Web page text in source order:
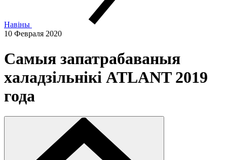
Навіны
10 Февраля 2020
Самыя запатрабаваныя
халадзільнікі ATLANT 2019
года